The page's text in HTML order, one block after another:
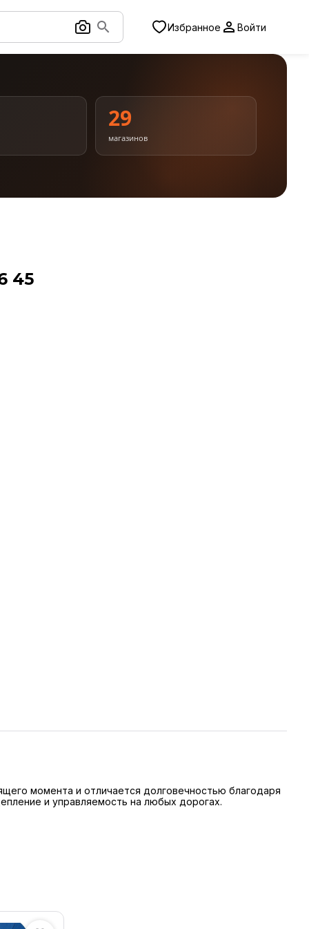
Избранное Войти
29
магазинов
45
момента и отличается долговечностью благодаря
и управляемость на любых дорогах.